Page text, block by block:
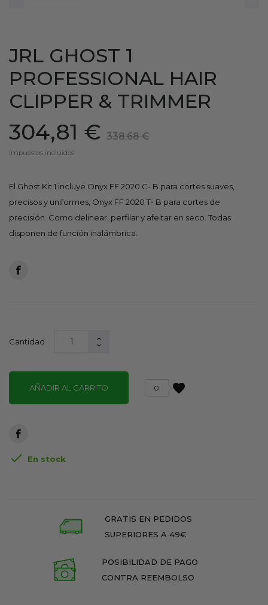
JRL GHOST 1
PROFESSIONAL HAIR
CLIPPER & TRIMMER
304,81 € 338,68 €
Impuestos incluidos
El Ghost Kit 1 incluye Onyx FF 2020 C- B para cortes suaves,
precisos y uniformes, Onyx FF 2020 T- B para cortes de
precisión. Como delinear, perfilar y afeitar en seco. Todas
disponen de función inalámbrica.
Cantidad
AÑADIR AL CARRITO favorite
0
 En stock
GRATIS EN PEDIDOS
SUPERIORES A 49€
POSIBILIDAD DE PAGO
CONTRA REEMBOLSO